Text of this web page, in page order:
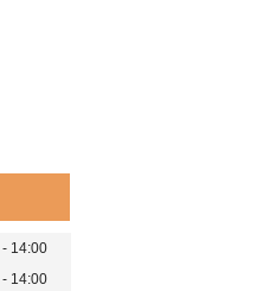
14:00
14:00